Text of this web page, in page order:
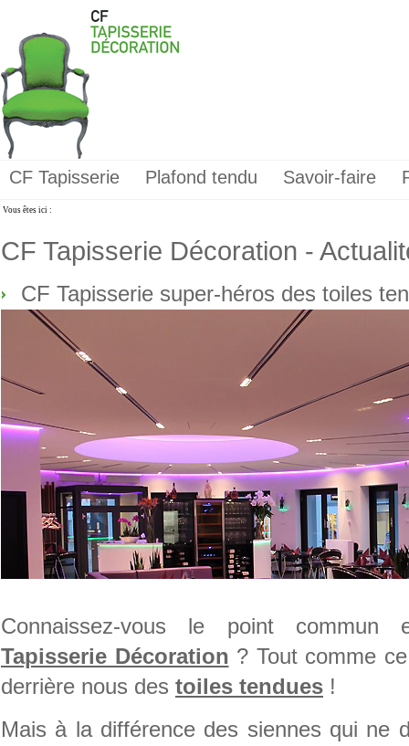
CF Tapisserie Plafond tendu Savoir-faire
Vous êtes ici :
CF Tapisserie Décoration -
CF Tapisserie super-héros des toiles
Connaissez-vous le point
Tapisserie Décoration ? Tout comme
derrière nous des toiles tendues !
Mais à la différence des siennes qui ne